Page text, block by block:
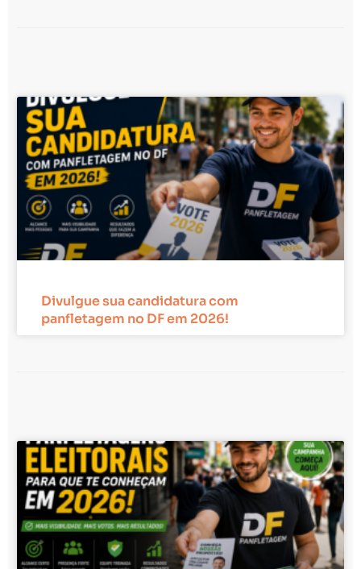
Divulgue sua candidatura com
panfletagem no DF em 2026!